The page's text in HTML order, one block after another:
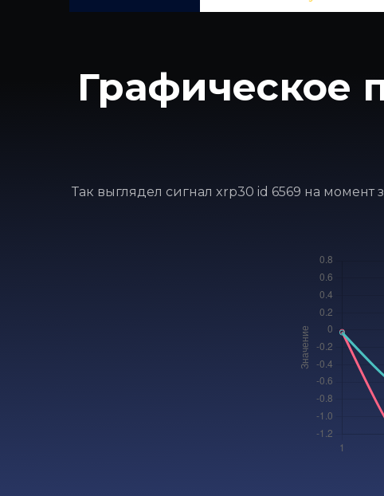
Графическое
Так выглядел сигнал xrp30 id 6569 на